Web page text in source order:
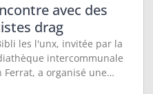
avec des
drag
les l'unx, invitée par la
intercommunale
Ferrat, a organisé une